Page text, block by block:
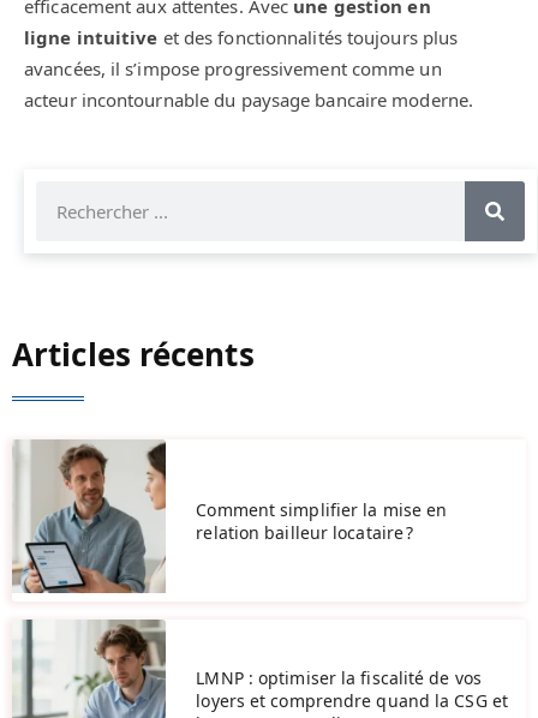
efficacement aux attentes. Avec une gestion en
ligne intuitive et des fonctionnalités toujours plus
avancées, il s’impose progressivement comme un
acteur incontournable du paysage bancaire moderne.
Articles récents
Comment simplifier la mise en
relation bailleur locataire ?
LMNP : optimiser la fiscalité de vos
loyers et comprendre quand la CSG et